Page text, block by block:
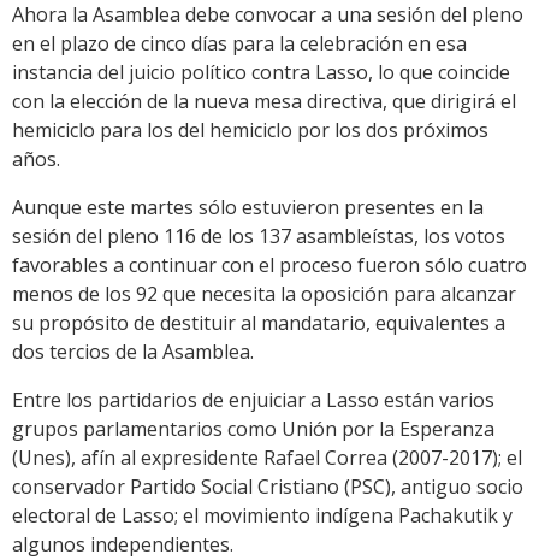
Ahora la Asamblea debe convocar a una sesión del pleno
en el plazo de cinco días para la celebración en esa
instancia del juicio político contra Lasso, lo que coincide
con la elección de la nueva mesa directiva, que dirigirá el
hemiciclo para los del hemiciclo por los dos próximos
años.
Aunque este martes sólo estuvieron presentes en la
sesión del pleno 116 de los 137 asambleístas, los votos
favorables a continuar con el proceso fueron sólo cuatro
menos de los 92 que necesita la oposición para alcanzar
su propósito de destituir al mandatario, equivalentes a
dos tercios de la Asamblea.
Entre los partidarios de enjuiciar a Lasso están varios
grupos parlamentarios como Unión por la Esperanza
(Unes), afín al expresidente Rafael Correa (2007-2017); el
conservador Partido Social Cristiano (PSC), antiguo socio
electoral de Lasso; el movimiento indígena Pachakutik y
algunos independientes.